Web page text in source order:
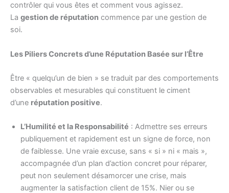
contrôler qui vous êtes et comment vous agissez.
La gestion de réputation commence par une gestion de
soi.
Les Piliers Concrets d’une Réputation Basée sur l’Être
Être « quelqu’un de bien » se traduit par des comportements
observables et mesurables qui constituent le ciment
d’une réputation positive.
L’Humilité et la Responsabilité : Admettre ses erreurs
publiquement et rapidement est un signe de force, non
de faiblesse. Une vraie excuse, sans « si » ni « mais »,
accompagnée d’un plan d’action concret pour réparer,
peut non seulement désamorcer une crise, mais
augmenter la satisfaction client de 15%. Nier ou se